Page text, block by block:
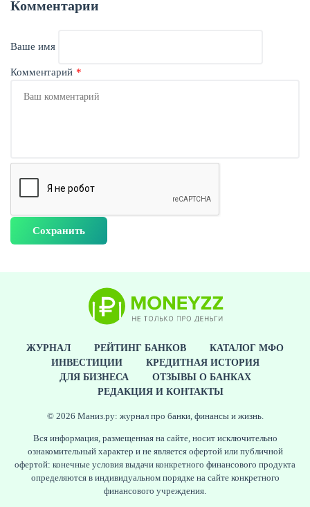
Комментарии
Ваше имя
Комментарий
ЖУРНАЛ РЕЙТИНГ БАНКОВ
КАТАЛОГ МФО
ИНВЕСТИЦИИ
КРЕДИТНАЯ ИСТОРИЯ
ДЛЯ БИЗНЕСА
ОТЗЫВЫ О БАНКАХ
РЕДАКЦИЯ И КОНТАКТЫ
© 2026 Маниз.ру: журнал про банки, финансы и жизнь.
Вся информация, размещенная на сайте, носит исключительно
ознакомительный характер и не является офертой или публичной
офертой: конечные условия выдачи конкретного финансового продукта
определяются в индивидуальном порядке на сайте конкретного
финансового учреждения.